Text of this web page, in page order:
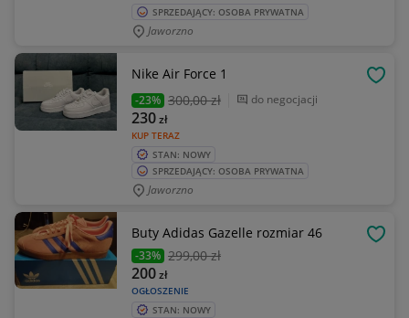
SPRZEDAJĄCY: OSOBA PRYWATNA
Jaworzno
Nike Air Force 1
-23% 300,00 zł do negocjacji
KUP TERAZ
230zł
STAN: NOWY
SPRZEDAJĄCY: OSOBA PRYWATNA
Jaworzno
Buty Adidas Gazelle rozmiar 46
-33% 299,00 zł
OGŁOSZENIE
200zł
STAN: NOWY